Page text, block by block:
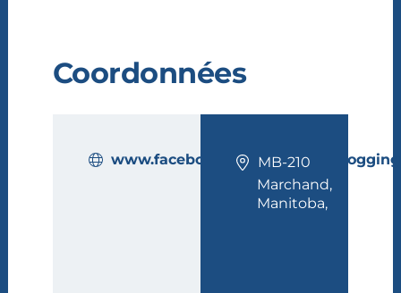
Coordonnées
www.facebook.com/MB-210
Marchand,
Manitoba,